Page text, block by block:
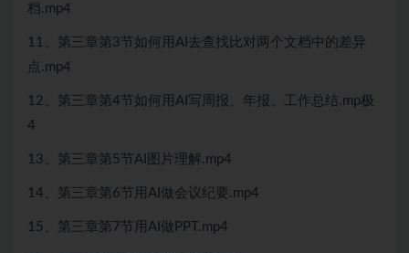
档.mp4
11、第三章第3节如何用AI去查找比对两个文档中的差异
点.mp4
12、第三章第4节如何用AI写周报、年报、工作总结.mp极
4
13、第三章第5节AI图片理解.mp4
14、第三章第6节用AI做会议纪要.mp4
15、第三章第7节用AI做PPT.mp4